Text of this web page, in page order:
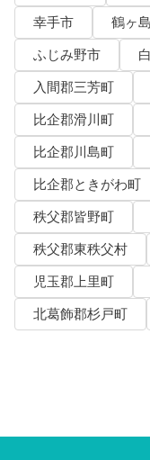
幸手市
鶴ヶ
ふじみ野市
入間郡三芳町
比企郡滑川町
比企郡川島町
比企郡ときがわ町
秩父郡皆野町
秩父郡東秩父村
児玉郡上里町
北葛飾郡杉戸町